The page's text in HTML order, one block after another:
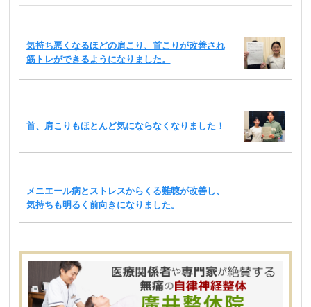
気持ち悪くなるほどの肩こり、首こりが改善され
筋トレができるようになりました。
首、肩こりもほとんど気にならなくなりました！
メニエール病とストレスからくる難聴が改善し、
気持ちも明るく前向きになりました。